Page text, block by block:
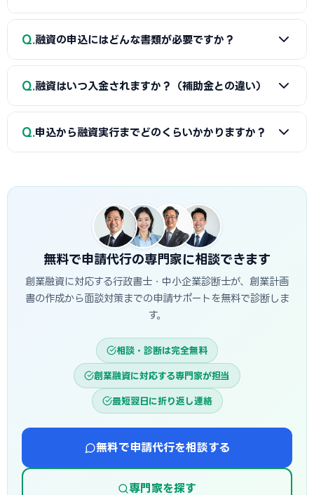
歴」です。通帳で計画的な資金準備を示せると評価が高まり
ます。一時的な借入による見せ金は逆効果なので避けましょ
A
①自己資金の額と出所、②事業の経験・スキル、③創業
三条市の市場環境や自身の強みを踏まえた、堅実かつ実現可
能な計画ほど高く評価されます。創業融資代行はこの作り込
Q 融資の申込にはどんな書類が必要ですか？
A
一般的に、創業計画書、資金繰り表、見積書、自己資金
決算書などが必要です。創業融資代行はこれらの書類作成・
整備と不備チェックを代行し、面談で説明すべき要点まで準
Q 融資はいつ入金されますか？（補助金との違い）
A
融資は補助金と違い「前払い」です。審査通過・契約後
Q 申込から融資実行までどのくらいかかりますか？
資実行までおおむね3週間〜1.5か月程度が目安です。信用保
証協会・制度融資は金融機関と保証協会の二段階審査のた
め、もう少し時間がかかる場合があります。創業スケジュール
から逆算し、早めに準備を始めることが重要です。
無料で申請代行の専門家に相談できます
創業融資に対応する行政書士・中小企業診断士が、創業計画
書の作成から面談対策までの申請サポートを無料で診断しま
す。
相談・診断は完全無料
創業融資に対応する専門家が担当
最短翌日に折り返し連絡
無料で申請代行を相談する
専門家を探す